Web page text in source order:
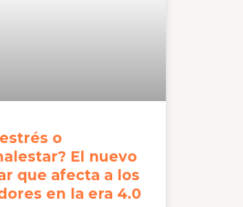
o
El nuevo
que afecta a los
en la era 4.0